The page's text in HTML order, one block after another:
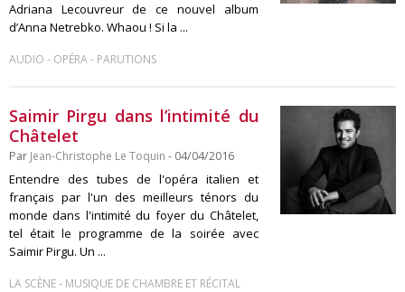
Adriana Lecouvreur de ce nouvel album
d’Anna Netrebko. Whaou ! Si la ...
AUDIO - OPÉRA- PARUTIONS
Saimir Pirgu dans l’intimité du
Châtelet
Par Jean-Christophe Le Toquin - 04/04/2016
Entendre des tubes de l'opéra italien et
français par l'un des meilleurs ténors du
monde dans l'intimité du foyer du Châtelet,
tel était le programme de la soirée avec
Saimir Pirgu. Un ...
LA SCÈNE- MUSIQUE DE CHAMBRE ET RÉCITAL